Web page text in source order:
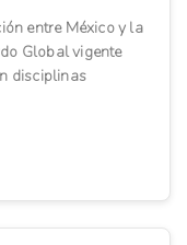
entre México y la
Global vigente
disciplinas